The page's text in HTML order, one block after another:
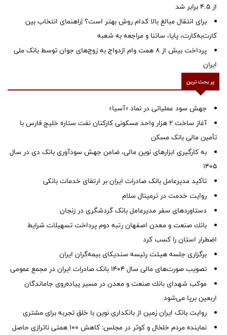
از ۴.۵ برابر شد
برای انتقال مبالغ بالا کدام روش بهتر است؟ |راهنمای انتخاب بین
کارت‌به‌کارت، پایا، ساتنا و مراجعه به شعبه
پرداخت بیش از ۸ همت وام ازدواج به زوج‌های جوان توسط بانک ملی
ایران
پر بحث ترین
جهش سود عملیاتی در نماد «آسیا»
آغاز ساخت ۲ هزار واحد مسکونی کارکنان نفت ستاره خلیج فارس با
تأمین مالی بانک مسکن
به کارگیری ابزارهای نوین مالی، ضامن جهش سودآوری بانک دی در سال
1405
تاکید مدیرعامل بانک صادرات ایران بر ارتقای خدمات بانکی
روایت خدمت در ترمینال سلام
دستاوردهای سفر مدیرعامل بانک گردشگری در زنجان
بانك صنعت و معدن اصفهان رتبه دوم پرداخت تسهیلات شرایط
اضطرار استان را كسب كرد
برگزاری جلسه هیئت رئیسه سندیکای بیمه‌گران ایران
تصویب صورت‌های مالی سال ۱۴۰۴ بانک صادرات ایران در مجمع عمومی
موكب شهدای بانك صنعت و معدن در مسیر پیاده‌روی جاماندگان
اربعین برپا می‌شود
روایت بانک ایران زمین از بانکداری نوین با خلق تجربه برای مشتری
نماینده مردم خلخال و کوثر در مجلس: کاهش ۱۰۰ همتی ناترازی حاصل